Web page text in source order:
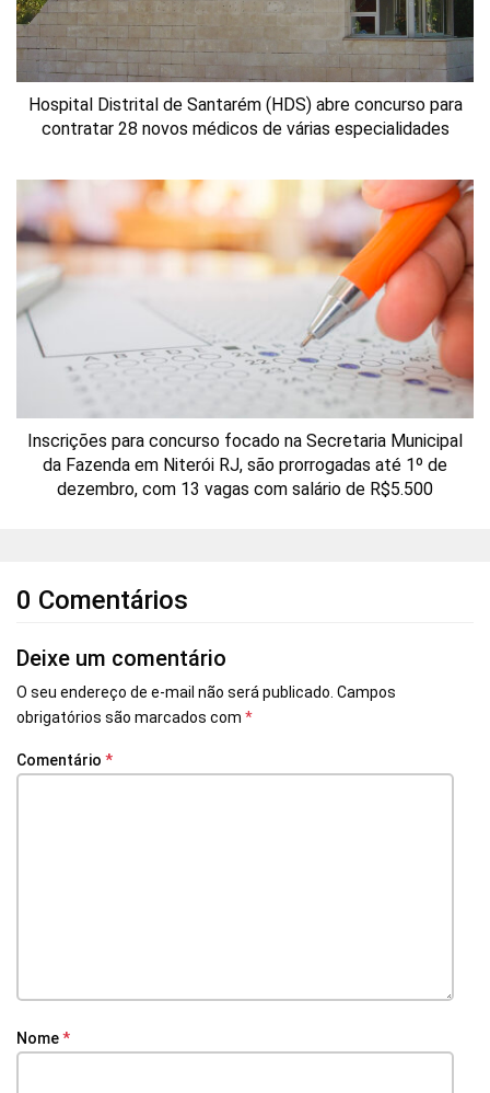
Hospital Distrital de Santarém (HDS) abre concurso para
contratar 28 novos médicos de várias especialidades
Inscrições para concurso focado na Secretaria Municipal
da Fazenda em Niterói RJ, são prorrogadas até 1º de
dezembro, com 13 vagas com salário de R$5.500
0 Comentários
Deixe um comentário
O seu endereço de e-mail não será publicado. Campos
obrigatórios são marcados com *
Comentário *
Nome*